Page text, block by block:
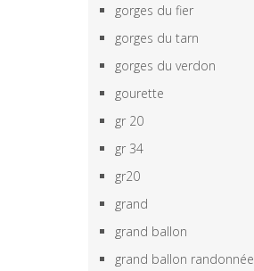
gorges du fier
gorges du tarn
gorges du verdon
gourette
gr 20
gr 34
gr20
grand
grand ballon
grand ballon randonnée